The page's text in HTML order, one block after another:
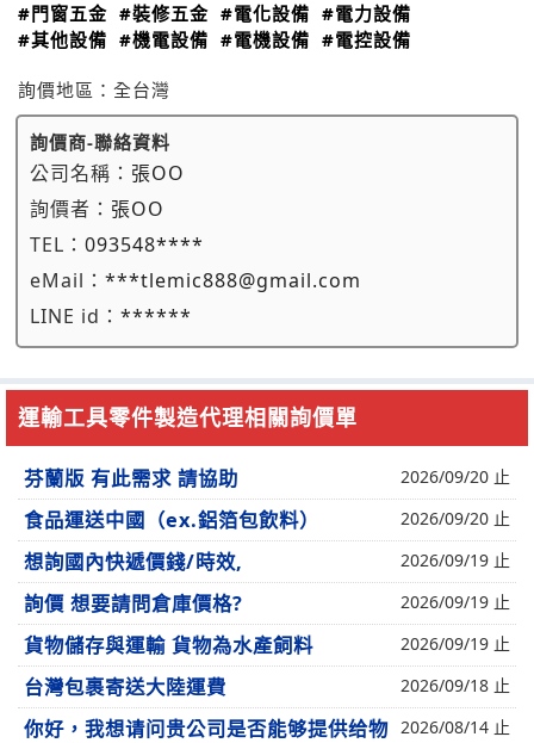
#門窗五金 #裝修五金 #電化設備 #電力設備
#其他設備 #機電設備 #電機設備 #電控設備
詢價地區： 全台灣
詢價商-聯絡資料
公司名稱： 張OO
詢價者： 張OO
TEL： 093548****
eMail： ***tlemic888@gmail.com
LINE id： ******
運輸工具零件製造代理相關詢價單
芬蘭版 有此需求 請協助 2026/09/20 止
食品運送中國（ex.鋁箔包飲料） 2026/09/20 止
想詢國內快遞價錢/時效, 2026/09/19 止
詢價 想要請問倉庫價格? 2026/09/19 止
貨物儲存與運輸 貨物為水產飼料 2026/09/19 止
台灣包裹寄送大陸運費 2026/09/18 止
你好，我想请问贵公司是否能够提供给物 2026/08/14 止